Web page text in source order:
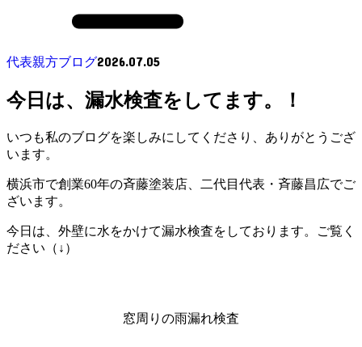
代表親方ブログ2026.07.05
今日は、漏水検査をしてます。！
いつも私のブログを楽しみにしてくださり、ありがとうござ
います。
横浜市で創業60年の斉藤塗装店、二代目代表・斉藤昌広でご
ざいます。
今日は、外壁に水をかけて漏水検査をしております。ご覧く
ださい（↓）
窓周りの雨漏れ検査